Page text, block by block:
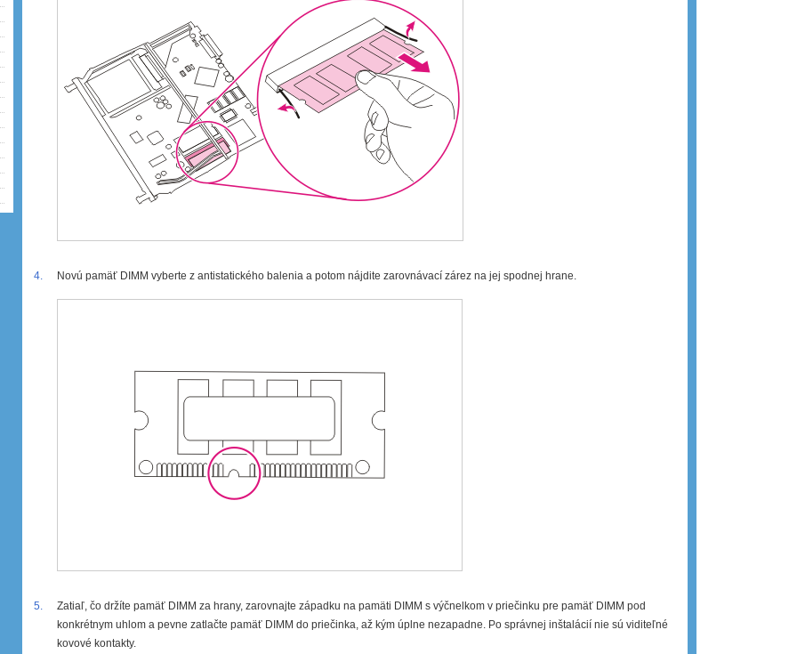
4. Novú pamäť DIMM vyberte z antistatického balenia a potom nájdite zarovnávací zárez na jej spodnej hrane.
5.
Zatiaľ, čo držíte pamäť DIMM za hrany, zarovnajte západku na pamäti DIMM s výčnelkom v priečinku pre pamäť DIMM pod
konkrétnym uhlom a pevne zatlačte pamäť DIMM do priečinka, až kým úplne nezapadne. Po správnej inštalácií nie sú viditeľné
kovové kontakty.